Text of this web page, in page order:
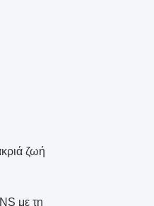
ζωή
με τη